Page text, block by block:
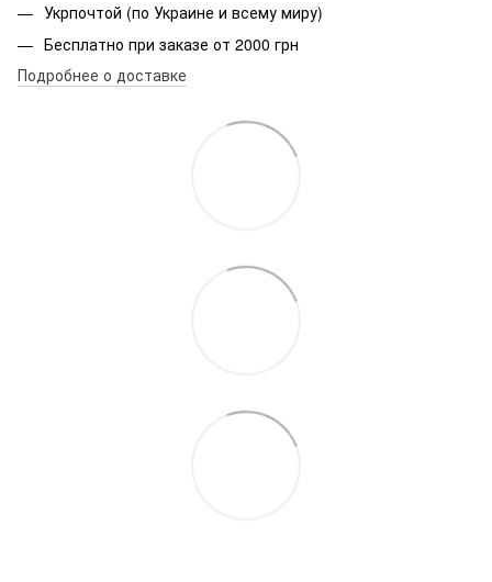
Укрпочтой (по Украине и всему миру)
Бесплатно при заказе от 2000 грн
Подробнее о доставке